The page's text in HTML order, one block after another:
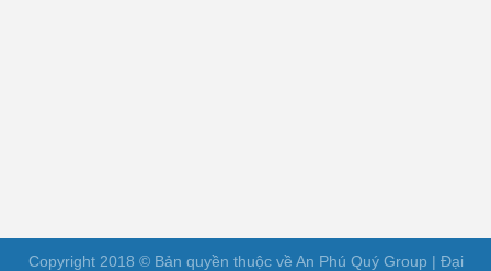
Copyright 2018 © Bản quyền thuộc về An Phú Quý Group | Đại